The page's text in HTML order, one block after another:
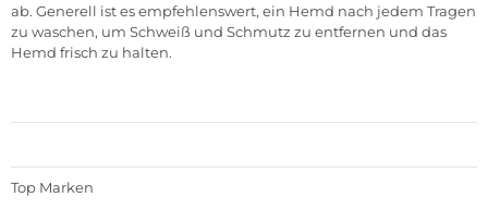
ab. Generell ist es empfehlenswert, ein Hemd nach jedem Tragen
zu waschen, um Schweiß und Schmutz zu entfernen und das
Hemd frisch zu halten.
Top Marken